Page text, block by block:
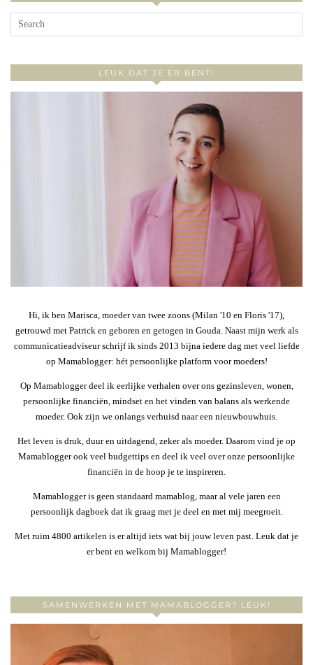
LEUK DAT JE ER BENT!
Hi, ik ben Marisca, moeder van twee zoons (Milan '10 en Floris '17),
getrouwd met Patrick en geboren en getogen in Gouda. Naast mijn werk als
communicatieadviseur schrijf ik sinds 2013 bijna iedere dag met veel liefde
op Mamablogger: hét persoonlijke platform voor moeders!
Op Mamablogger deel ik eerlijke verhalen over ons gezinsleven, wonen,
persoonlijke financiën, mindset en het vinden van balans als werkende
moeder. Ook zijn we onlangs verhuisd naar een nieuwbouwhuis.
Het leven is druk, duur en uitdagend, zeker als moeder. Daarom vind je op
Mamablogger ook veel budgettips en deel ik veel over onze persoonlijke
financiën in de hoop je te inspireren.
Mamablogger is geen standaard mamablog, maar al vele jaren een
persoonlijk dagboek dat ik graag met je deel en met mij meegroeit.
Met ruim 4800 artikelen is er altijd iets wat bij jouw leven past. Leuk dat je
er bent en welkom bij Mamablogger!
SAMENWERKEN MET MAMABLOGGER? LEUK!